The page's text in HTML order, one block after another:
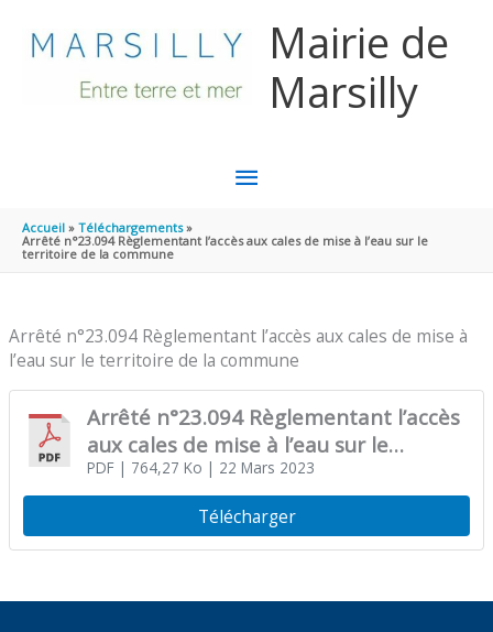
Mairie de
Marsilly
MENU
PRINCIPAL
Accueil
Téléchargements
Arrêté n°23.094 Règlementant l’accès aux cales de mise à l’eau sur le
territoire de la commune
Arrêté n°23.094 Règlementant l’accès aux cales de mise à
l’eau sur le territoire de la commune
Arrêté n°23.094 Règlementant l’accès
aux cales de mise à l’eau sur le
territoire de la commune
PDF| 764,27 Ko | 22 Mars 2023
Télécharger